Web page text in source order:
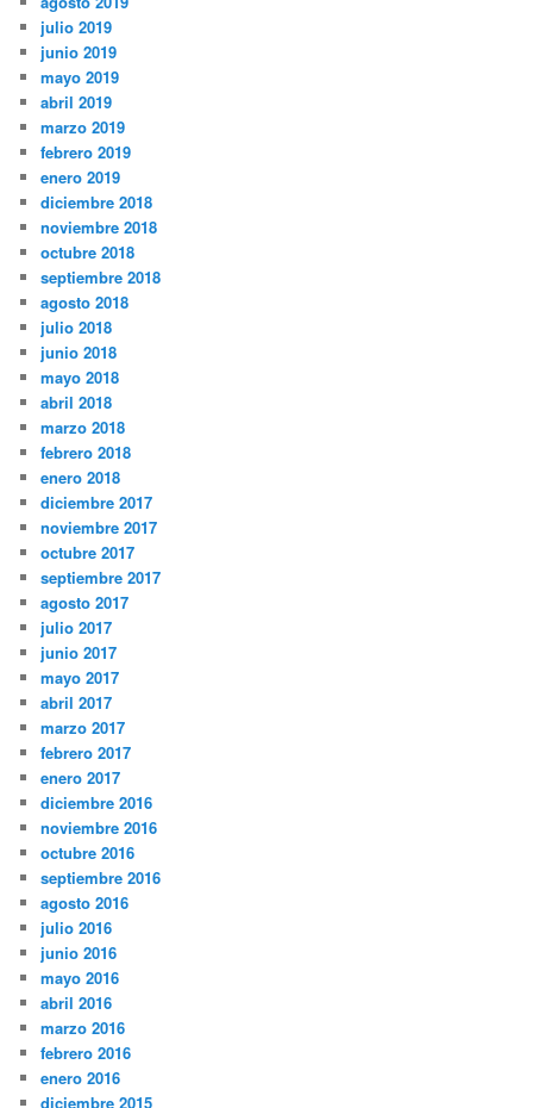
julio 2019
junio 2019
mayo 2019
abril 2019
marzo 2019
febrero 2019
enero 2019
diciembre 2018
noviembre 2018
octubre 2018
septiembre 2018
agosto 2018
julio 2018
junio 2018
mayo 2018
abril 2018
marzo 2018
febrero 2018
enero 2018
diciembre 2017
noviembre 2017
octubre 2017
septiembre 2017
agosto 2017
julio 2017
junio 2017
mayo 2017
abril 2017
marzo 2017
febrero 2017
enero 2017
diciembre 2016
noviembre 2016
octubre 2016
septiembre 2016
agosto 2016
julio 2016
junio 2016
mayo 2016
abril 2016
marzo 2016
febrero 2016
enero 2016
diciembre 2015